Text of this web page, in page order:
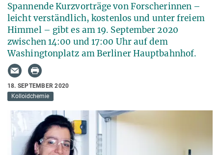
Spannende Kurzvorträge von Forscherinnen –
leicht verständlich, kostenlos und unter freiem
Himmel – gibt es am 19. September 2020
zwischen 14:00 und 17:00 Uhr auf dem
Washingtonplatz am Berliner Hauptbahnhof.
18. SEPTEMBER 2020
Kolloidchemie